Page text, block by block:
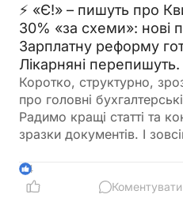
⚡ «Є!» – пишуть про
30% «за схеми»: нові
Зарплатну реформу
Лікарняні
– теж. 🙋‍♀️ Вечірній
Коротко, структурно,
про головні
Радимо кращі статті та
зразки документів. І
4
Коментувати